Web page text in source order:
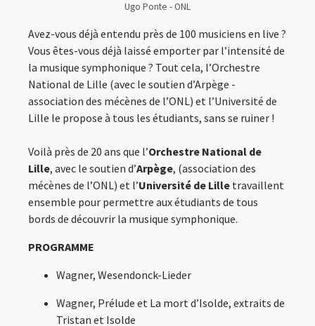
Ugo Ponte - ONL
Avez-vous déjà entendu près de 100 musiciens en live ?
Vous êtes-vous déjà laissé emporter par l’intensité de
la musique symphonique ? Tout cela, l’Orchestre
National de Lille (avec le soutien d’Arpège -
association des mécènes de l’ONL) et l’Université de
Lille le propose à tous les étudiants, sans se ruiner !
Voilà près de 20 ans que l’Orchestre National de
Lille, avec le soutien d’Arpège, (association des
mécènes de l’ONL) et l’Université de Lille travaillent
ensemble pour permettre aux étudiants de tous
bords de découvrir la musique symphonique.
PROGRAMME
Wagner, Wesendonck-Lieder
Wagner, Prélude et La mort d’Isolde, extraits de
Tristan et Isolde